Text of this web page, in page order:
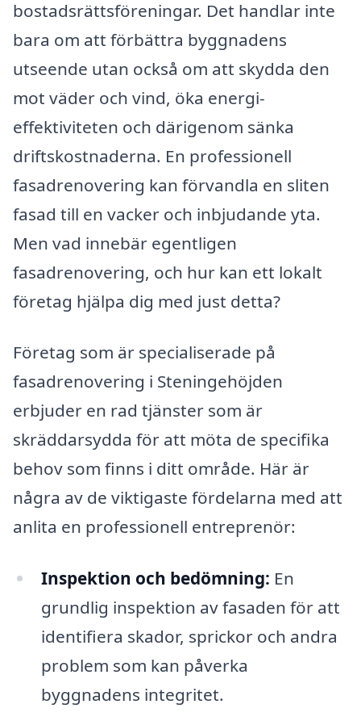
bostadsrättsföreningar. Det handlar inte
bara om att förbättra byggnadens
utseende utan också om att skydda den
mot väder och vind, öka energi-
effektiviteten och därigenom sänka
driftskostnaderna. En professionell
fasadrenovering kan förvandla en sliten
fasad till en vacker och inbjudande yta.
Men vad innebär egentligen
fasadrenovering, och hur kan ett lokalt
företag hjälpa dig med just detta?
Företag som är specialiserade på
fasadrenovering i Steningehöjden
erbjuder en rad tjänster som är
skräddarsydda för att möta de specifika
behov som finns i ditt område. Här är
några av de viktigaste fördelarna med att
anlita en professionell entreprenör:
Inspektion och bedömning: En
grundlig inspektion av fasaden för att
identifiera skador, sprickor och andra
problem som kan påverka
byggnadens integritet.